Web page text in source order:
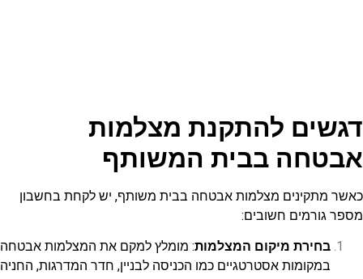
דגשים להתקנת מצלמות
אבטחה בבית המשותף
כאשר מתקינים מצלמות אבטחה בבית משותף, יש לקחת בחשבון
מספר גורמים חשובים:
בחירת מיקום המצלמות: מומלץ למקם את המצלמות אבטחה
במקומות אסטרטגיים כמו הכניסה לבניין, חדר המדרגות, החניה